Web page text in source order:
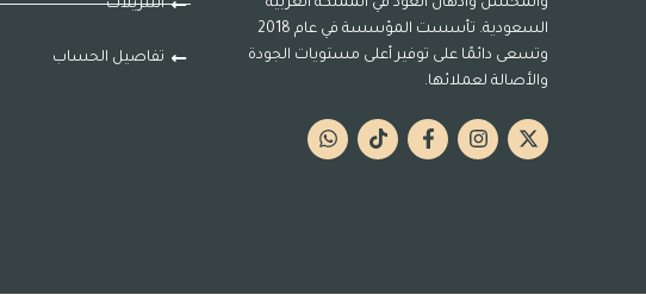
السعودية. تأسست المؤسسة في عام 2018
وتسعى دائمًا على توفير أعلى مستويات الجودة
والأصالة لعملائها.
التنزيلات
تفاصيل الحساب